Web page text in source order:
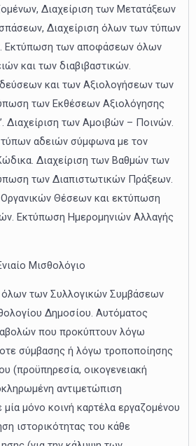
Διαχείριση των Μετατάξεων
Διαχείριση όλων των τύπων
Εκτύπωση των αποφάσεων όλων
και των διαβιβαστικών.
και των Αξιολογήσεων των
των Εκθέσεων Αξιολόγησης
Διαχείριση των Αμοιβών – Ποινών.
αδειών σύμφωνα με τον
Διαχείριση των Βαθμών των
των Διαπιστωτικών Πράξεων.
Θέσεων και εκτύπωση
Εκτύπωση Ημερομηνιών Αλλαγής
Μισθολόγιο
των Συλλογικών Συμβάσεων
Δημοσίου. Αυτόματος
που προκύπτουν λόγω
σύμβασης ή λόγω τροποποίησης
(προϋπηρεσία, οικογενειακή
αντιμετώπιση
μόνο κοινή καρτέλα εργαζομένου
ιστορικότητας του κάθε